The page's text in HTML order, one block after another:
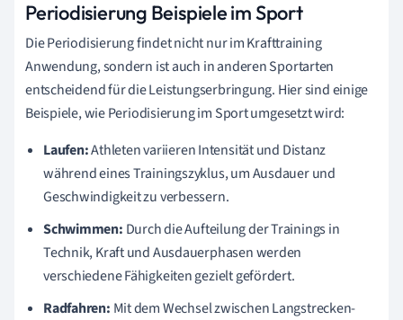
Periodisierung Beispiele im Sport
Die Periodisierung findet nicht nur im Krafttraining
Anwendung, sondern ist auch in anderen Sportarten
entscheidend für die Leistungserbringung. Hier sind einige
Beispiele, wie Periodisierung im Sport umgesetzt wird:
Laufen:Athleten variieren Intensität und Distanz
während eines Trainingszyklus, um Ausdauer und
Geschwindigkeit zu verbessern.
Schwimmen: Durch die Aufteilung der Trainings in
Technik, Kraft und Ausdauerphasen werden
verschiedene Fähigkeiten gezielt gefördert.
Radfahren: Mit dem Wechsel zwischen Langstrecken-